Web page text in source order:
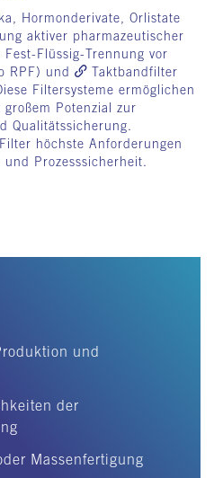
Hormonderivate, Orlistate
aktiver pharmazeutischer
Flüssig-Trennung vor
RPF) und
Taktbandfilter
Filtersysteme ermöglichen
Potenzial zur
Qualitätssicherung.
höchste Anforderungen
Prozesssicherheit.
und
der
Massenfertigung